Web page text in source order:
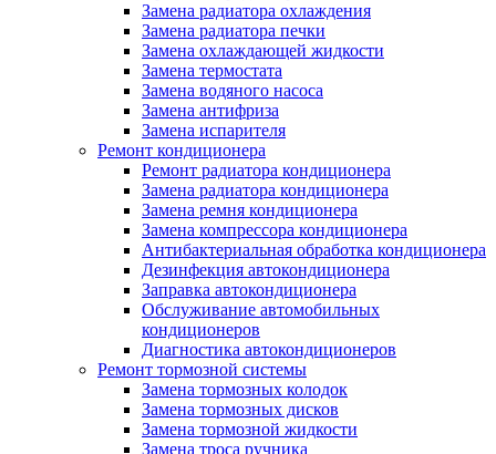
Замена радиатора охлаждения
Замена радиатора печки
Замена охлаждающей жидкости
Замена термостата
Замена водяного насоса
Замена антифриза
Замена испарителя
Ремонт кондиционера
Ремонт радиатора кондиционера
Замена радиатора кондиционера
Замена ремня кондиционера
Замена компрессора кондиционера
Антибактериальная обработка кондиционера
Дезинфекция автокондиционера
Заправка автокондиционера
Обслуживание автомобильных
кондиционеров
Диагностика автокондиционеров
Ремонт тормозной системы
Замена тормозных колодок
Замена тормозных дисков
Замена тормозной жидкости
Замена троса ручника